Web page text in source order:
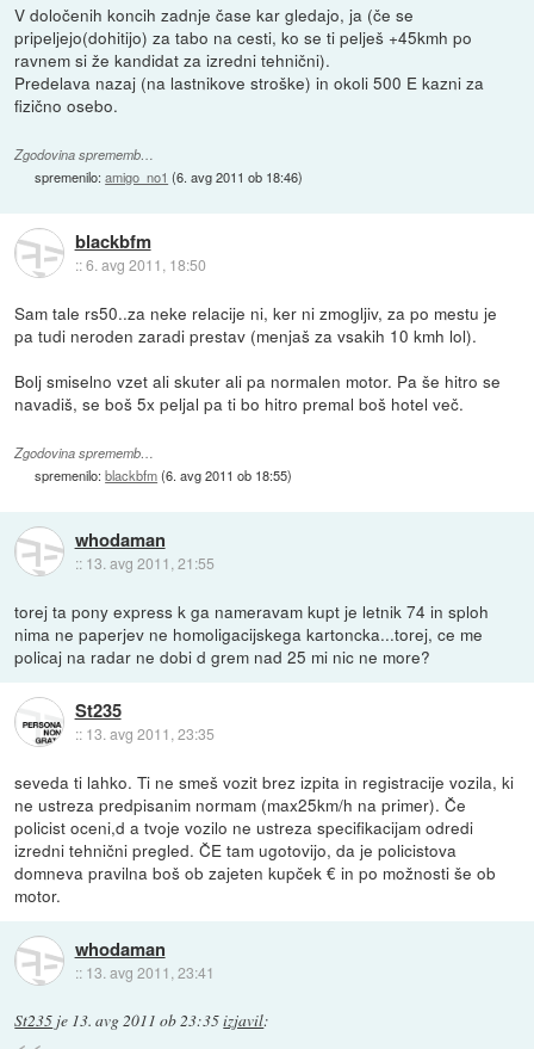
V določenih koncih zadnje čase kar gledajo, ja (če se
pripeljejo(dohitijo) za tabo na cesti, ko se ti pelješ +45kmh po
ravnem si že kandidat za izredni tehnični).
Predelava nazaj (na lastnikove stroške) in okoli 500 E kazni za
fizično osebo.
Zgodovina sprememb…
spremenilo:amigo_no1 (6. avg 2011 ob 18:46)
blackbfm
::6. avg 2011, 18:50
Sam tale rs50..za neke relacije ni, ker ni zmogljiv, za po mestu je
pa tudi neroden zaradi prestav (menjaš za vsakih 10 kmh lol).
Bolj smiselno vzet ali skuter ali pa normalen motor. Pa še hitro se
navadiš, se boš 5x peljal pa ti bo hitro premal boš hotel več.
Zgodovina sprememb…
spremenilo:blackbfm(6. avg 2011 ob 18:55)
whodaman
:: 13. avg 2011, 21:55
torej ta pony express k ga nameravam kupt je letnik 74 in sploh
nima ne paperjev ne homoligacijskega kartoncka...torej, ce me
policaj na radar ne dobi d grem nad 25 mi nic ne more?
St235
:: 13. avg 2011, 23:35
seveda ti lahko. Ti ne smeš vozit brez izpita in registracije vozila, ki
ne ustreza predpisanim normam (max25km/h na primer). Če
policist oceni,d a tvoje vozilo ne ustreza specifikacijam odredi
izredni tehnični pregled. ČE tam ugotovijo, da je policistova
domneva pravilna boš ob zajeten kupček € in po možnosti še ob
motor.
whodaman
:: 13. avg 2011, 23:41
St235 je 13. avg 2011 ob 23:35izjavil: